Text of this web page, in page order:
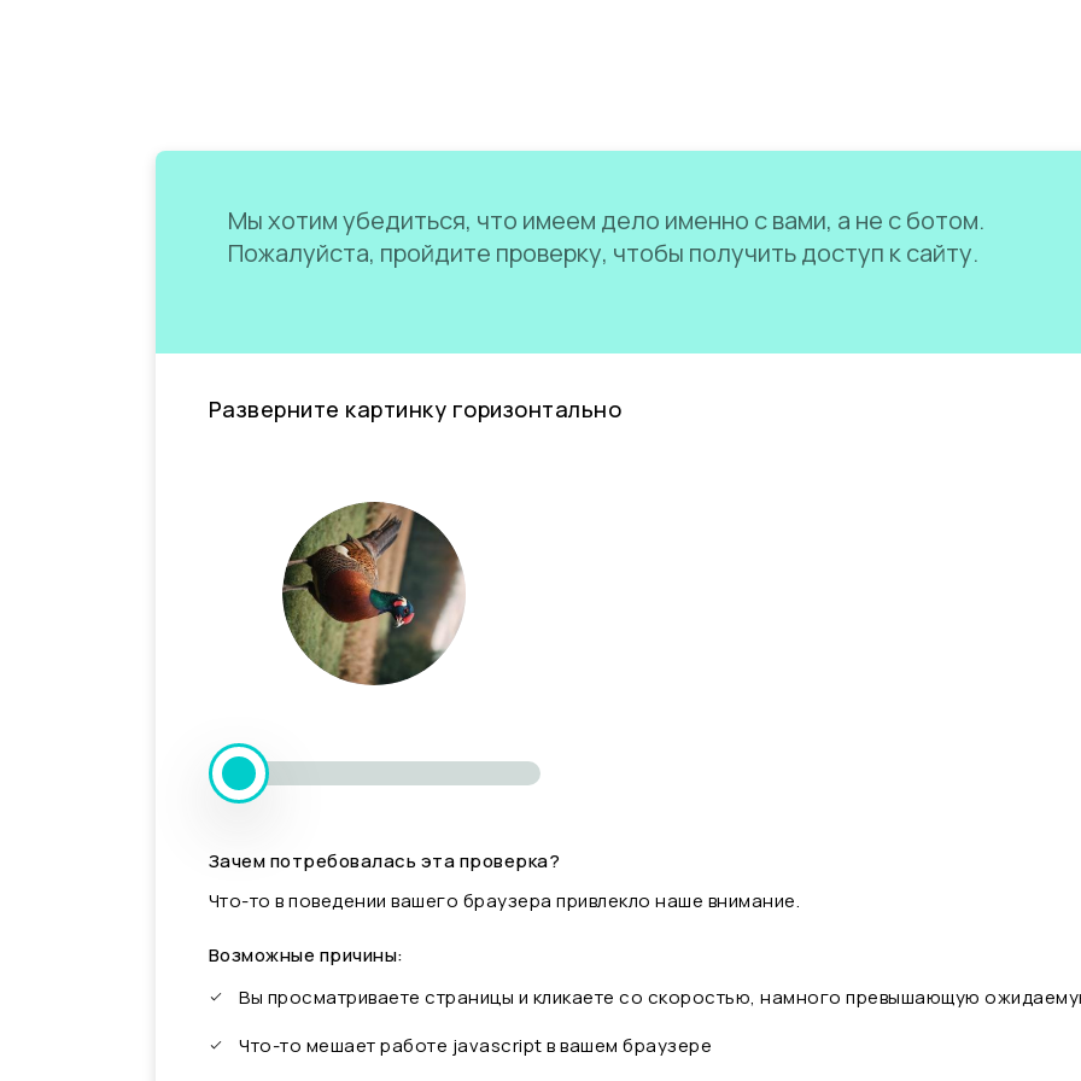
Мы хотим убедиться, что имеем дело именно с вами, а не с ботом.
Пожалуйста, пройдите проверку, чтобы получить доступ к сайту.
Разверните картинку горизонтально
Зачем потребовалась эта проверка?
Что-то в поведении вашего браузера привлекло наше внимание.
Возможные причины:
Вы просматриваете страницы и кликаете со скоростью, намного превышающую
Что-то мешает работе javascript в вашем браузере